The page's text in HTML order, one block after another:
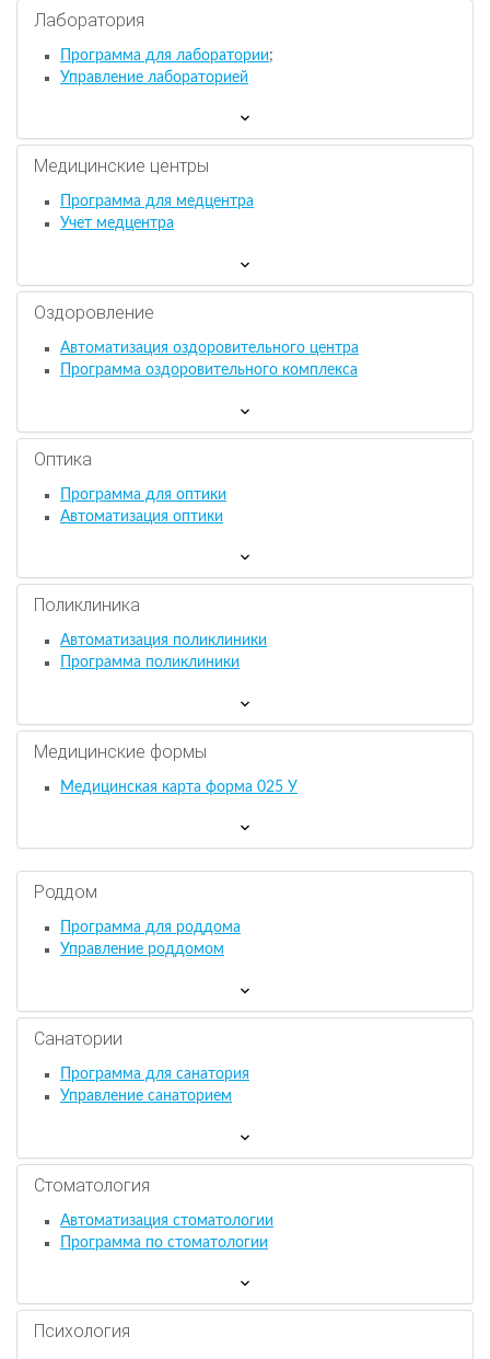
Лаборатория
Программа для лаборатории;
Управление лабораторией
Медицинские центры
Программа для медцентра
Учет медцентра
Оздоровление
Автоматизация оздоровительного центра
Программа оздоровительного комплекса
Оптика
Программа для оптики
Автоматизация оптики
Поликлиника
Автоматизация поликлиники
Программа поликлиники
Медицинские формы
Медицинская карта форма 025 У
Роддом
Программа для роддома
Управление роддомом
Санатории
Программа для санатория
Управление санаторием
Стоматология
Автоматизация стоматологии
Программа по стоматологии
Психология